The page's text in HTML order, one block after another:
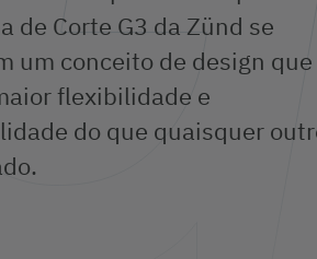
de Corte G3 da Zünd se
um conceito de design que
flexibilidade e
do que quaisquer